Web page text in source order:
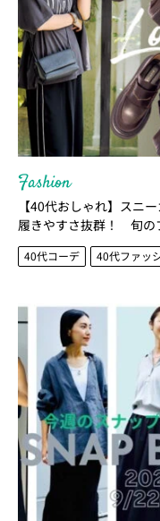
Fashion
【40代おしゃれ】スニ
履きやすさ抜群！ 旬の
選｜厚底がポイント！
40代コーデ 40代ファッ